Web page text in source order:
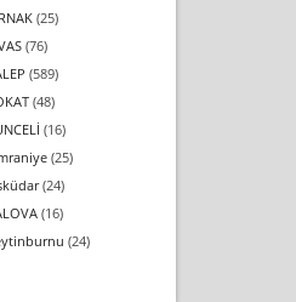
(25)
(76)
(589)
(48)
(16)
(25)
(24)
(16)
(24)